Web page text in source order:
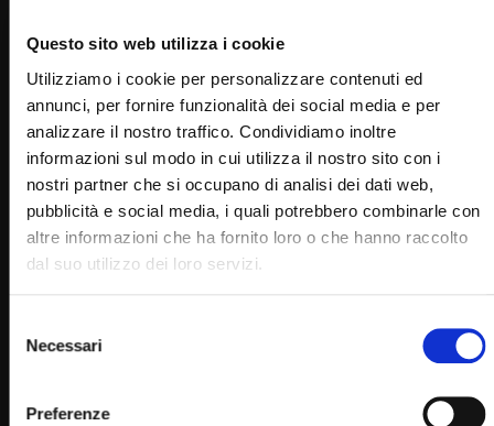
Questo sito web utilizza i cookie
Utilizziamo i cookie per personalizzare contenuti ed
annunci, per fornire funzionalità dei social media e per
analizzare il nostro traffico. Condividiamo inoltre
informazioni sul modo in cui utilizza il nostro sito con i
nostri partner che si occupano di analisi dei dati web,
pubblicità e social media, i quali potrebbero combinarle con
altre informazioni che ha fornito loro o che hanno raccolto
dal suo utilizzo dei loro servizi.
delNecessari
Preferenze
Padre Pio
PADRE PIO TV
Emittente televisiva cattolica dei frati cappuccini di San
Giovanni Rotondo.
su Tv Sat al canale 445,